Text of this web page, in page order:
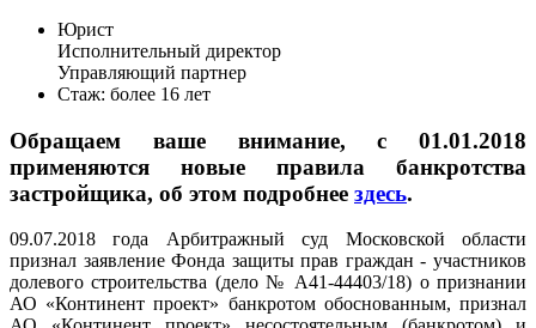
Юрист
Исполнительный директор
Управляющий партнер
Стаж: более 16 лет
Обращаем ваше внимание, с 01.01.2018
применяются новые правила банкротства
застройщика, об этом подробнее здесь.
09.07.2018 года Арбитражный суд Московской области
признал заявление Фонда защиты прав граждан - участников
долевого строительства (дело № А41-44403/18) о признании
АО «Континент проект» банкротом обоснованным, признал